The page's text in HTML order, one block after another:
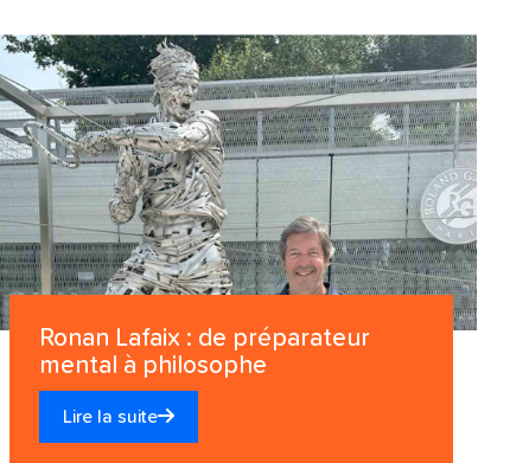
Ronan Lafaix : de préparateur
mental à philosophe
Lire la suite